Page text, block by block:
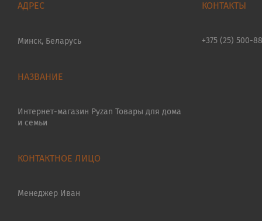
Минск, Беларусь
Интернет-магазин Pyzan Товары для дома
и семьи
Менеджер Иван
+375 (25) 500-